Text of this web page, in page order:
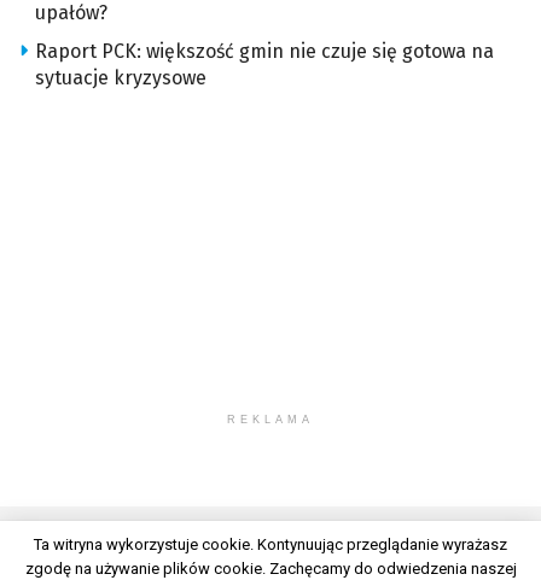
upałów?
Raport PCK: większość gmin nie czuje się gotowa na
sytuacje kryzysowe
REKLAMA
Ta witryna wykorzystuje cookie. Kontynuując przeglądanie wyrażasz
zgodę na używanie plików cookie. Zachęcamy do odwiedzenia naszej